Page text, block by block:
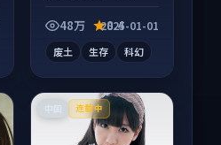
成长为内核，情感戏
48万 8.4
2025-01-01
废土 生存 科幻
连载中